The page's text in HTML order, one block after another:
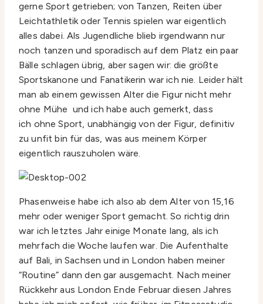
gerne Sport getrieben; von Tanzen, Reiten über
Leichtathletik oder Tennis spielen war eigentlich
alles dabei. Als Jugendliche blieb irgendwann nur
noch tanzen und sporadisch auf dem Platz ein paar
Bälle schlagen übrig, aber sagen wir: die größte
Sportskanone und Fanatikerin war ich nie. Leider hält
man ab einem gewissen Alter die Figur nicht mehr
ohne Mühe und ich habe auch gemerkt, dass
ich ohne Sport, unabhängig von der Figur, definitiv
zu unfit bin für das, was aus meinem Körper
eigentlich rauszuholen wäre.
Phasenweise habe ich also ab dem Alter von 15,16
mehr oder weniger Sport gemacht. So richtig drin
war ich letztes Jahr einige Monate lang, als ich
mehrfach die Woche laufen war. Die Aufenthalte
auf Bali, in Sachsen und in London haben meiner
“Routine” dann den gar ausgemacht. Nach meiner
Rückkehr aus London Ende Februar diesen Jahres